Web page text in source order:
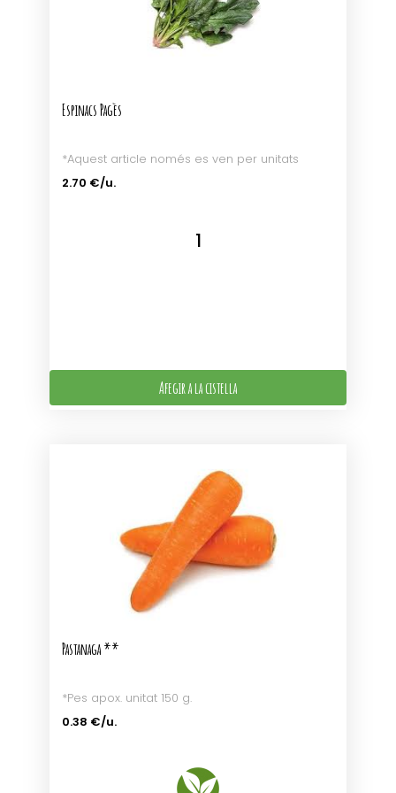
Espinacs Pagès
*Aquest article només es ven per unitats
2.70 €/u.
Afegir a la cistella
Pastanaga **
*Pes apox. unitat 150 g.
0.38 €/u.